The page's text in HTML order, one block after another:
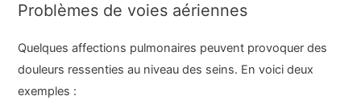
Problèmes de voies aériennes
Quelques affections pulmonaires peuvent provoquer des
douleurs ressenties au niveau des seins. En voici deux
exemples :